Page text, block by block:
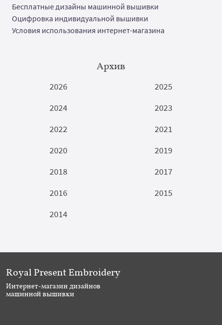
Бесплатные дизайны машинной вышивки
Оцифровка индивидуальной вышивки
Условия использования интернет-магазина
Архив
2026
2025
2024
2023
2022
2021
2020
2019
2018
2017
2016
2015
2014
Royal Present Embroidery
Интернет-магазин дизайнов
машинной вышивки